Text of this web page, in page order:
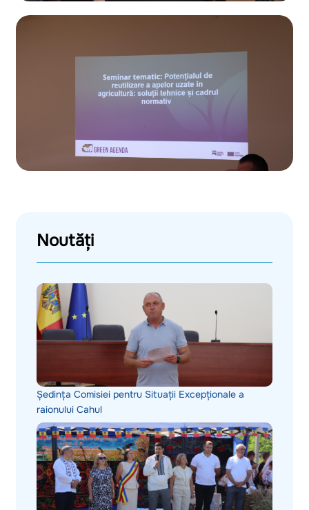
Noutăți
Ședința Comisiei pentru Situații Excepționale a
raionului Cahul